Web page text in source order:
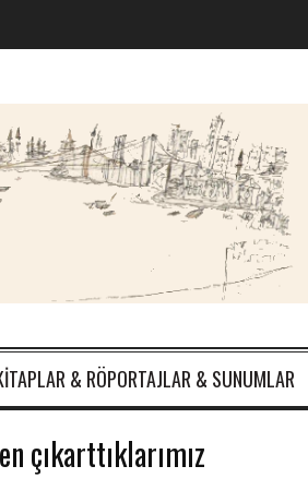
& RÖPORTAJLAR & SUNUMLAR
çıkarttıklarımız